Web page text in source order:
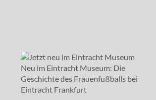
Neu im Eintracht Museum: Die
Geschichte des Frauenfußballs bei
Eintracht Frankfurt